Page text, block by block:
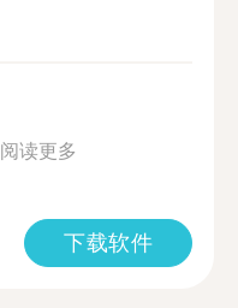
阅读更多
下载软件